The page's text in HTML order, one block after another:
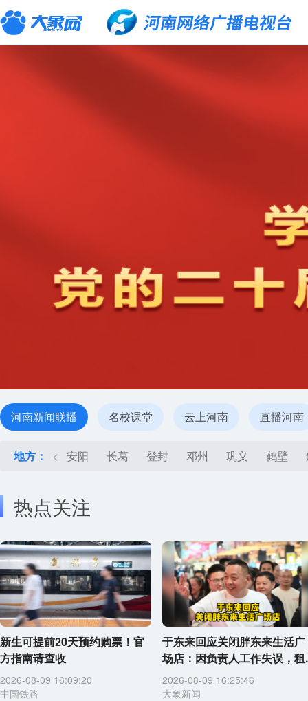
河南新闻联播 名校课堂 云上河南 直播河南
地方： < 安阳 长葛 登封 邓州 巩义 鹤壁
热点关注
新生可提前20天预约购票！官
方指南请查收
2026-08-09 16:09:20
中国铁路
于东来回应关闭胖东来生活广
场店：因负责人工作失误，租
2026-08-09 16:25:46
大象新闻